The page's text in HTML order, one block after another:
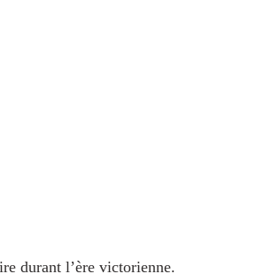
durant l’ère victorienne.